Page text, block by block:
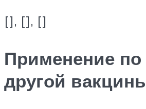
[], [], []
Применение
другой